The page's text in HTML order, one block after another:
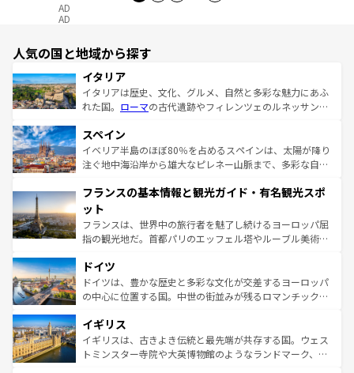
AD
AD
人気の国と地域から探す
イタリア
イタリアは歴史、文化、グルメ、自然と多彩な魅力にあふ
れた国。 ローマの古代遺跡やフィレンツェのルネッサンス
ろん、トスカーナの美しい田園風景やアマルフィ海岸の絶
景など、自然景観も見逃せない。観光の合間には、本場の
ピザやパスタなど、絶品のイタリア料理を堪能することも
ませてくれるイタリアで、忘れられない旅をしてみよう！
なお、新着のイタリア情報は
しい。
スペイン
イベリア半島のほぼ80％を占めるスペインは、太陽が降り
注ぐ地中海沿岸から雄大なピレネー山脈まで、多彩な自然
文化が根付くこの国では、情熱的なフラメンコ、熱気あふ
れる闘牛、そして美味しいタパスが生活の一部となってい
る。首都マドリードの洗練された雰囲気や、バルセロナの
アートに溢れた街角から、地方では古代ローマ遺跡や中世
せる。地方によって風土や気候が異なるスペインはその個
性で訪れる人を魅了する。 なお、新着のスペイン情報は コ
ンテンツ一覧を参照してほしい。
フランスの基本情報と観光ガイド・有名観光スポ
ット
フランスは、世界中の旅行者を魅了し続けるヨーロッパ屈
指の観光地だ。首都パリのエッフェル塔やルーブル美術館
で、幅広い魅力が詰まっている。華麗な宮殿、歴史的な大
聖堂、美しいビーチ、そして豊かな自然が、訪れる者を心
から魅了する。また、フランスは美食の国としても知ら
いる。シャンパンの発祥地であるランス、プロヴァンスの
香り高いラベンダー畑など、多彩な楽しみ方が可能だ。さ
らに、パリ以外の地域にも魅力が溢れており、どの街角に
ドイツ
ドイツは、豊かな歴史と多彩な文化が交差するヨーロッパ
の中心に位置する国。中世の街並みが残るロマンチック街
顔を持つこの国は、どこを歩いても飽きることがない。ベ
ルリンの文化的活気、バイエルン州のアルプスの絶景、そ
してライン川沿いのワイン畑といった風景は必見。ビール
イギリス
イギリスは、古きよき伝統と最先端が共存する国。ウェス
トミンスター寺院や大英博物館のようなランドマーク、歴